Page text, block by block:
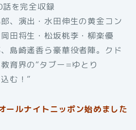
を完全収録
、演出・水田伸生の黄金コン
田将生・松坂桃李・柳楽優
島崎遙香ら豪華役者陣。クド
育界の“タブー=ゆとり
む！”
ールナイトニッポン始めました